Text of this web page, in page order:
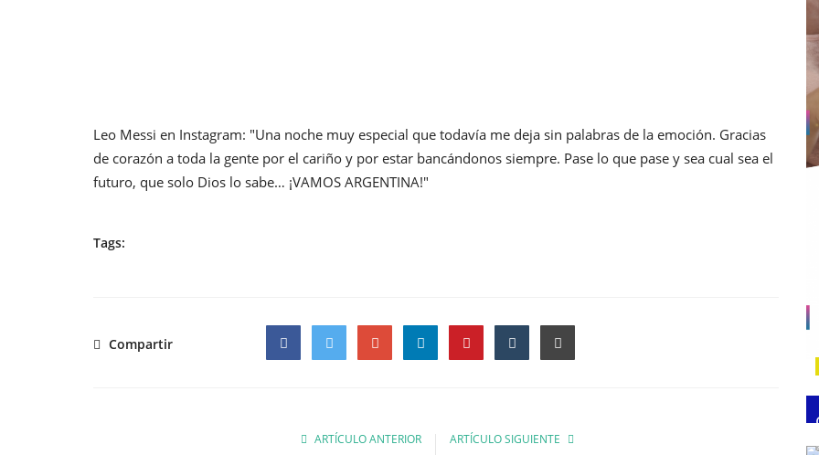
Leo Messi en Instagram: "Una noche muy especial que todavía me deja sin palabras de la emoción. Gracias
de corazón a toda la gente por el cariño y por estar bancándonos siempre. Pase lo que pase y sea cual sea el
futuro, que solo Dios lo sabe… ¡VAMOS ARGENTINA!"
Tags:
Compartir
ARTÍCULO ANTERIOR ARTÍCULO SIGUIENTE